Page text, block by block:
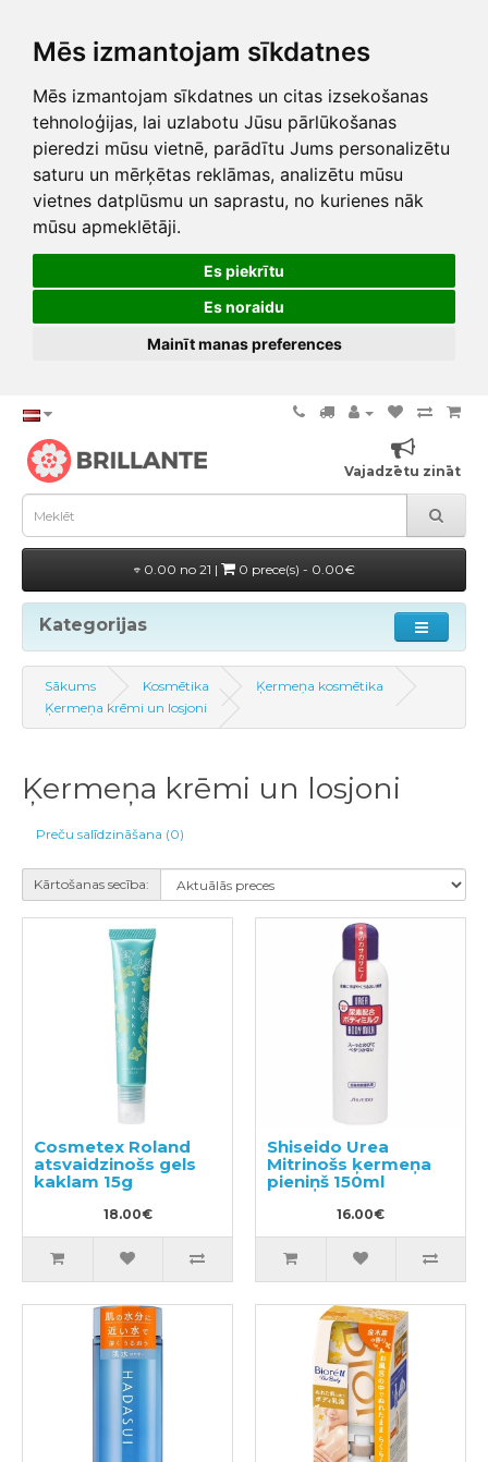
Mēs izmantojam sīkdatnes
Mēs izmantojam sīkdatnes un citas izsekošanas
tehnoloģijas, lai uzlabotu Jūsu pārlūkošanas
pieredzi mūsu vietnē, parādītu Jums personalizētu
saturu un mērķētas reklāmas, analizētu mūsu
vietnes datplūsmu un saprastu, no kurienes nāk
mūsu apmeklētāji.
Es piekrītu
Es noraidu
Mainīt manas preferences
Vajadzētu zināt
0.00 no 21 | 0 prece(s) - 0.00€
Kategorijas
Sākums Kosmētika
Ķermeņa kosmētika
Ķermeņa krēmi un losjoni
Ķermeņa krēmi un losjoni
Preču salīdzināšana (0)
Kārtošanas secība:
Cosmetex Roland
atsvaidzinošs gels
kaklam 15g
18.00€
Shiseido Urea
Mitrinošs ķermeņa
pieniņš 150ml
16.00€